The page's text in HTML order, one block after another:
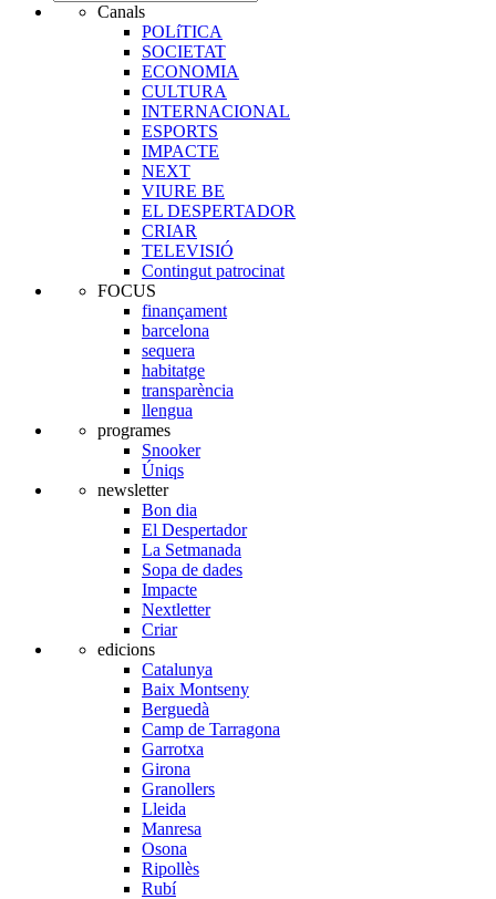
Canals
POLíTICA
SOCIETAT
ECONOMIA
CULTURA
INTERNACIONAL
ESPORTS
IMPACTE
NEXT
VIURE BE
EL DESPERTADOR
CRIAR
TELEVISIÓ
Contingut patrocinat
FOCUS
finançament
barcelona
sequera
habitatge
transparència
llengua
programes
Snooker
Úniqs
newsletter
Bon dia
El Despertador
La Setmanada
Sopa de dades
Impacte
Nextletter
Criar
edicions
Catalunya
Baix Montseny
Berguedà
Camp de Tarragona
Garrotxa
Girona
Granollers
Lleida
Manresa
Osona
Ripollès
Rubí